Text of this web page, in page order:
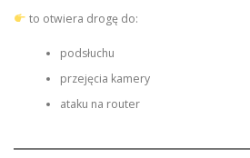
to otwiera drogę do:
podsłuchu
przejęcia kamery
ataku na router